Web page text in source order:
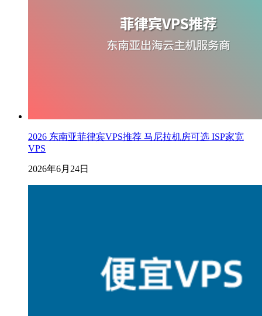
2026 东南亚菲律宾VPS推荐 马尼拉机房可选 ISP家宽
VPS
2026年6月24日